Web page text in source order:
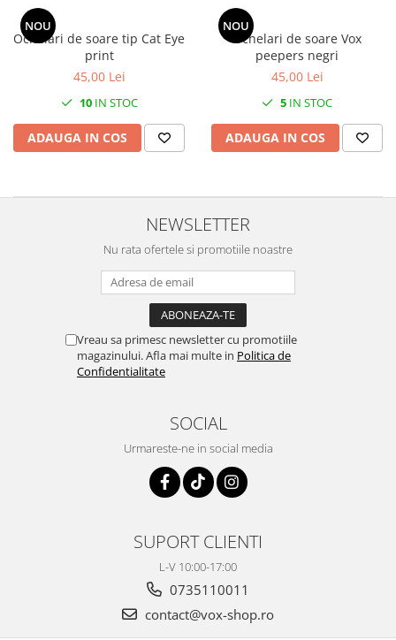
NOU
Ochelari de soare tip Cat Eye
print
45,00 Lei
10IN STOC
ADAUGA IN COS
NOU
Ochelari de soare Vox
peepers negri
45,00 Lei
5 IN STOC
ADAUGA IN COS
NEWSLETTER
Nu rata ofertele si promotiile noastre
Vreau sa primesc newsletter cu promotiile
magazinului. Afla mai multe in Politica de
Confidentialitate
SOCIAL
Urmareste-ne in social media
SUPORT CLIENTI
L-V 10:00-17:00
0735110011
contact@vox-shop.ro